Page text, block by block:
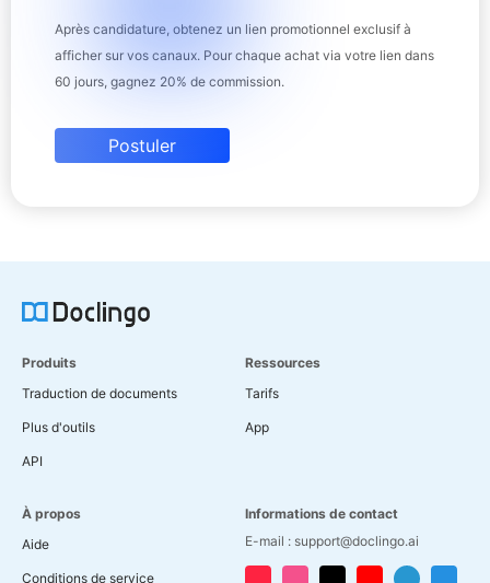
Après candidature, obtenez un lien promotionnel exclusif à
afficher sur vos canaux. Pour chaque achat via votre lien dans
60 jours, gagnez 20% de commission.
Postuler
Produits
Traduction de documents
Plus d'outils
API
Ressources
Tarifs
App
À propos
Aide
Conditions de service
Informations de contact
E-mail : support@doclingo.ai